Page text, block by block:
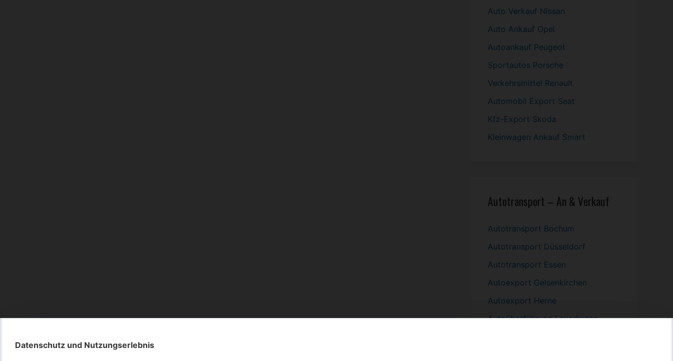
Datenschutz und Nutzungserlebnis
Datenschutz und Nutzungserlebnis
Auto Verkauf Nissan
Auto Ankauf Opel
Autoankauf Peugeot
Sportautos Porsche
Verkehrsmittel Renault
Automobil Export Seat
Kfz-Export Skoda
Kleinwagen Ankauf Smart
Autotransport – An & Verkauf
Autotransport Bochum
Autotransport Düsseldorf
Autotransport Essen
Autoexport Gelsenkirchen
Autoexport Herne
Autoüberführung Leverkusen